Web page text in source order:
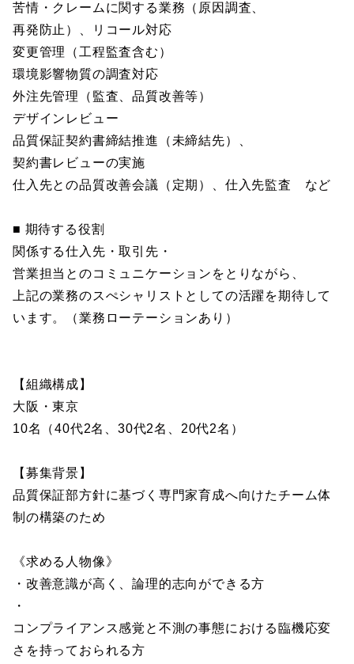
苦情・クレームに関する業務（原因調査、
再発防止）、リコール対応
変更管理（工程監査含む）
環境影響物質の調査対応
外注先管理（監査、品質改善等）
デザインレビュー
品質保証契約書締結推進（未締結先）、
契約書レビューの実施
仕入先との品質改善会議（定期）、仕入先監査 など
■ 期待する役割
関係する仕入先・取引先・
営業担当とのコミュニケーションをとりながら、
上記の業務のスぺシャリストとしての活躍を期待して
います。（業務ローテーションあり）
【組織構成】
大阪・東京
10名（40代2名、30代2名、20代2名）
【募集背景】
品質保証部方針に基づく専門家育成へ向けたチーム体
制の構築のため
《求める人物像》
・改善意識が高く、論理的志向ができる方
・
コンプライアンス感覚と不測の事態における臨機応変
さを持っておられる方